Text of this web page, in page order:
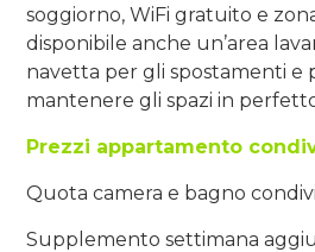
soggiorno, WiFi gratuito e
disponibile anche un’area
navetta per gli spostamenti e
mantenere gli spazi in
Prezzi appartamento
Quota camera e bagno
Supplemento settimana